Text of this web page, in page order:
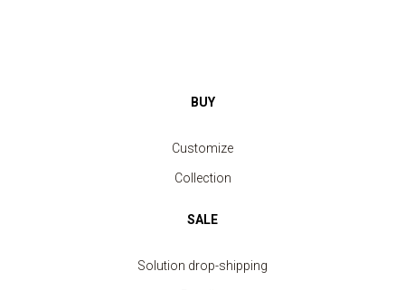
BUY
Customize
Collection
SALE
Solution drop-shipping